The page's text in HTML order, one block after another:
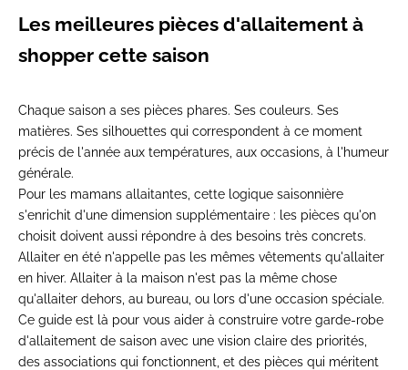
Les meilleures pièces d'allaitement à
shopper cette saison
Chaque saison a ses pièces phares. Ses couleurs. Ses
matières. Ses silhouettes qui correspondent à ce moment
précis de l'année aux températures, aux occasions, à l'humeur
générale.
Pour les mamans allaitantes, cette logique saisonnière
s'enrichit d'une dimension supplémentaire : les pièces qu'on
choisit doivent aussi répondre à des besoins très concrets.
Allaiter en été n'appelle pas les mêmes vêtements qu'allaiter
en hiver. Allaiter à la maison n'est pas la même chose
qu'allaiter dehors, au bureau, ou lors d'une occasion spéciale.
Ce guide est là pour vous aider à construire votre garde-robe
d'allaitement de saison avec une vision claire des priorités,
des associations qui fonctionnent, et des pièces qui méritent